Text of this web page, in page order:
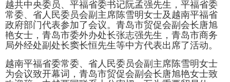
越共中央委员、平福省委书记阮孟强先生，平福省委
常委、省人⺠委员会副主席陈雪明女士及越南平福省
政府部⻔代表参加了会议。⻘岛市贸促会副会⻓唐旭
艳女士，⻘岛市委外办处⻓张志强先生，⻘岛市商务
局外经处副处⻓窦⻓恒先生等中方代表出席了活动。
越南平福省委常委、省人⺠委员会副主席陈雪明女士
为会议致开幕词，⻘岛市贸促会副会⻓唐旭艳女士致